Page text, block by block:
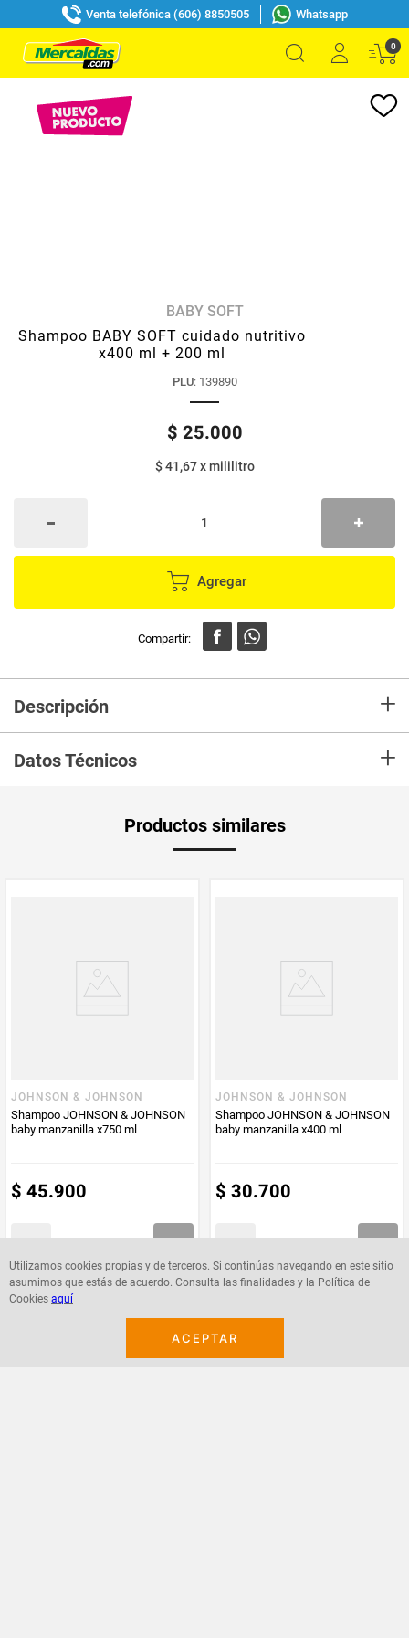
Venta telefónica (606) 8850505 Whatsapp
0
Utilizamos cookies propias y de terceros. Si continúas navegando en este sitio
asumimos que estás de acuerdo. Consulta las finalidades y la Política de
Cookies aquí
ACEPTAR
BABY SOFT
Shampoo BABY SOFT cuidado nutritivo
x400 ml + 200 ml
PLU: 139890
$ 25.000
$ 41,67xmililitro
Agregar
Descripción +
Datos Técnicos +
PUM - Unidad
de Medida
Productos similares
JOHNSON & JOHNSON
Shampoo JOHNSON & JOHNSON
baby manzanilla x750 ml
$ 45.900
JOHNSON & JOHNSON
Shampoo JOHNSON & JOHNSON
baby manzanilla x400 ml
$ 30.700